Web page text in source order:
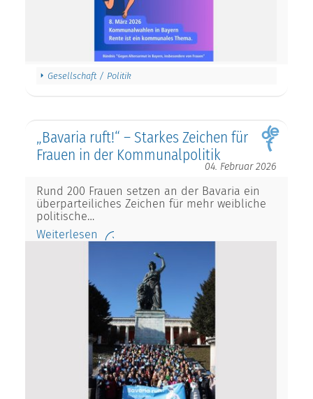
Gesellschaft / Politik
„Bavaria ruft!“ – Starkes Zeichen für
Frauen in der Kommunalpolitik
04. Februar 2026
Rund 200 Frauen setzen an der Bavaria ein
überparteiliches Zeichen für mehr weibliche
politische…
Weiterlesen